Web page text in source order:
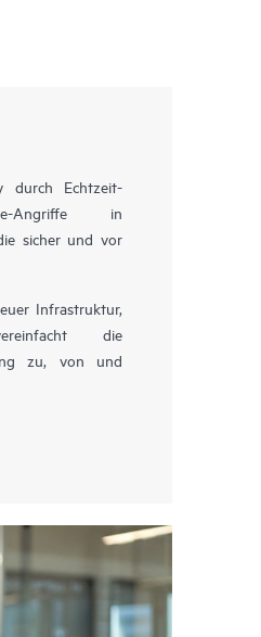
durch Echtzeit-
Angriffe in
sicher und vor
Infrastruktur,
die
zu, von und